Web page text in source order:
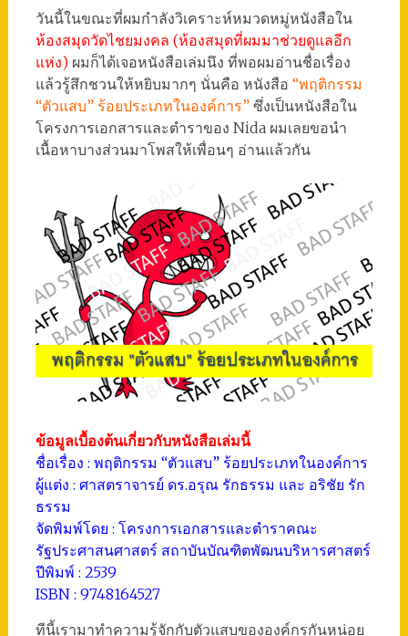
วันนี้ในขณะที่ผมกำลังวิเคราะห์หมวดหมู่หนังสือใน
ห้องสมุดวัดไชยมงคล (ห้องสมุดที่ผมมาช่วยดูแลอีก
แห่ง)ผมก็ได้เจอหนังสือเล่มนึง ที่พอผมอ่านชื่อเรื่อง
แล้วรู้สึกชวนให้หยิบมากๆ นั่นคือ หนังสือ “พฤติกรรม
“ตัวแสบ” ร้อยประเภทในองค์การ”ซึ่งเป็นหนังสือใน
โครงการเอกสารและตำราของ Nida ผมเลยขอนำ
เนื้อหาบางส่วนมาโพสให้เพื่อนๆ อ่านแล้วกัน
ข้อมูลเบื้องต้นเกี่ยวกับหนังสือเล่มนี้
ชื่อเรื่อง : พฤติกรรม “ตัวแสบ” ร้อยประเภทในองค์การ
ผู้แต่ง : ศาสตราจารย์ ดร.อรุณ รักธรรม และ อริชัย รัก
ธรรม
จัดพิมพ์โดย : โครงการเอกสารและตำราคณะ
รัฐประศาสนศาสตร์ สถาบันบัณฑิตพัฒนบริหารศาสตร์
ปีพิมพ์ : 2539
ISBN : 9748164527
ทีนี้เรามาทำความรู้จักกับตัวแสบขององค์กรกันหน่อย